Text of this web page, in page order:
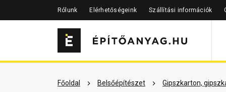
Rólunk Elérhetőségeink Szállítási információk
Főoldal Belsőépítészet Gipszkarton,